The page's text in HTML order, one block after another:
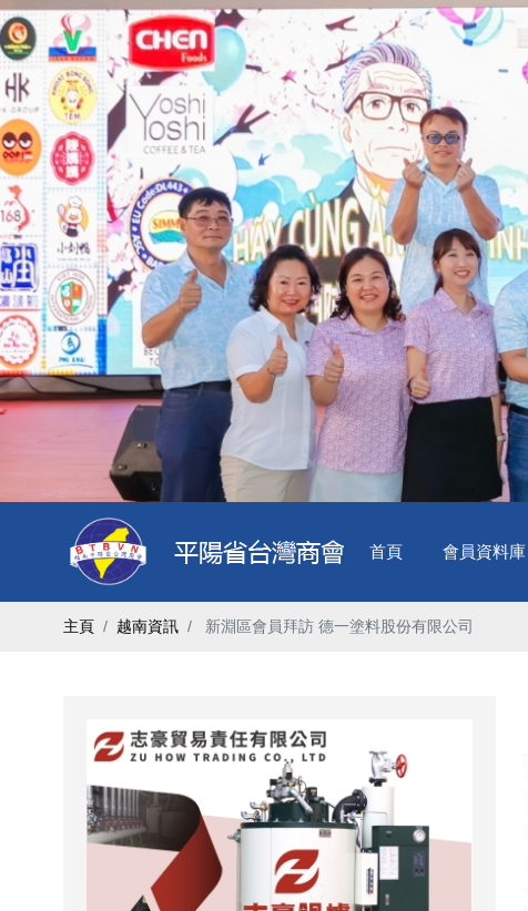
首頁 會員資料庫
主頁 越南資訊 ​ 新淵區會員拜訪 德一塗料股份有限公司